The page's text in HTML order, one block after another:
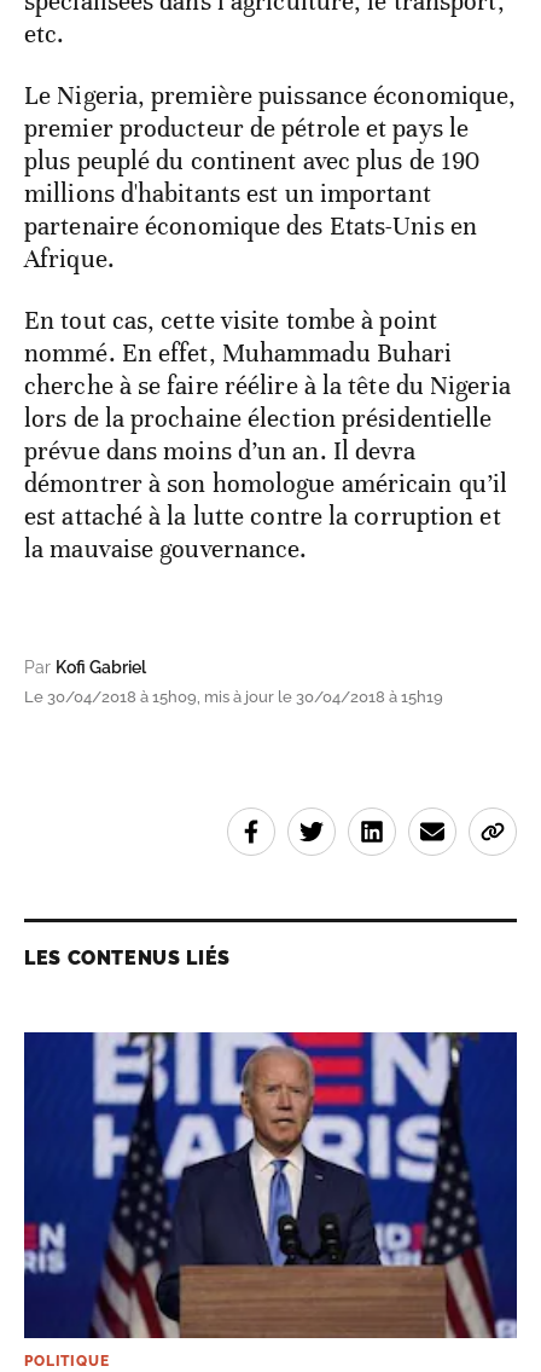
etc.
Le Nigeria, première puissance économique,
premier producteur de pétrole et pays le
plus peuplé du continent avec plus de 190
millions d'habitants est un important
partenaire économique des Etats-Unis en
Afrique.
En tout cas, cette visite tombe à point
nommé. En effet, Muhammadu Buhari
cherche à se faire réélire à la tête du Nigeria
lors de la prochaine élection présidentielle
prévue dans moins d’un an. Il devra
démontrer à son homologue américain qu’il
est attaché à la lutte contre la corruption et
la mauvaise gouvernance.
Par Kofi Gabriel
Le 30/04/2018 à 15h09, mis à jour le 30/04/2018 à 15h19
LES CONTENUS LIÉS
POLITIQUE